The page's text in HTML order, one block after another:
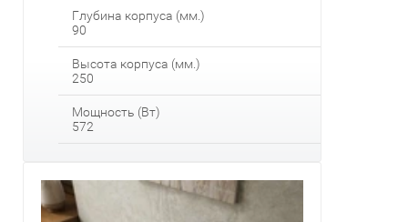
Глубина корпуса (мм.)
90
Высота корпуса (мм.)
250
Мощность (Вт)
572